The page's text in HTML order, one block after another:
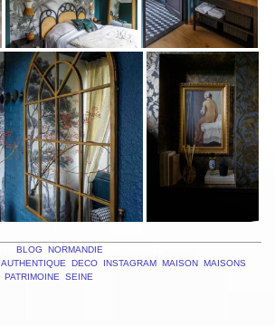
BLOG NORMANDIE
AUTHENTIQUE DECO INSTAGRAM MAISON MAISONS
PATRIMOINE SEINE